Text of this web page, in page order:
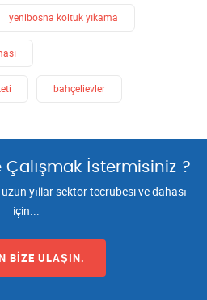
yenibosna koltuk yıkama
bahçelievler
Çalışmak İstermisiniz ?
yıllar sektör tecrübesi ve dahası
için...
BIZE ULAŞIN.